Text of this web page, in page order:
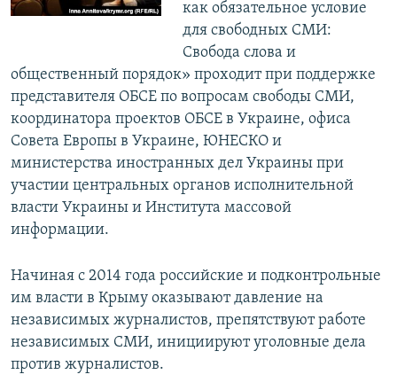
как обязательное условие
для свободных СМИ:
Свобода слова и
общественный порядок» проходит при поддержке
представителя ОБСЕ по вопросам свободы СМИ,
координатора проектов ОБСЕ в Украине, офиса
Совета Европы в Украине, ЮНЕСКО и
министерства иностранных дел Украины при
участии центральных органов исполнительной
власти Украины и Института массовой
информации.
Начиная с 2014 года российские и подконтрольные
им власти в Крыму оказывают давление на
независимых журналистов, препятствуют работе
независимых СМИ, инициируют уголовные дела
против журналистов.